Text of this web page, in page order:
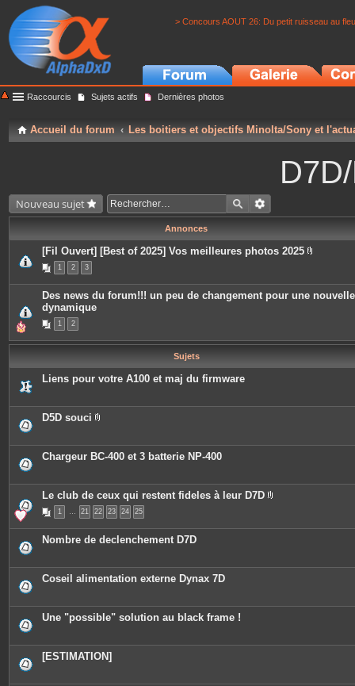
> Concours AOUT 26: Du petit ruisseau au
Raccourcis Sujets actifs Dernières photos
Accueil du forum Les boitiers et objectifs Minolta/Sony et
Nouveau sujet
Annonces
[Fil Ouvert] [Best of 2025] Vos meilleures photos 2025
c
e
n
1 2 3
Des news du forum!!! un peu de changement pour une nouvelle
dynamique
1 2
Sujets
Liens pour votre A100 et maj du firmware
D5D souci
è
c
j
o
i
n
t
e
s
Chargeur BC-400 et 3 batterie NP-400
Le club de ceux qui restent fideles à leur D7D
c
o
e
1 … 21 22 23 24 25
Nombre de declenchement D7D
Coseil alimentation externe Dynax 7D
Une "possible" solution au black frame !
[ESTIMATION]